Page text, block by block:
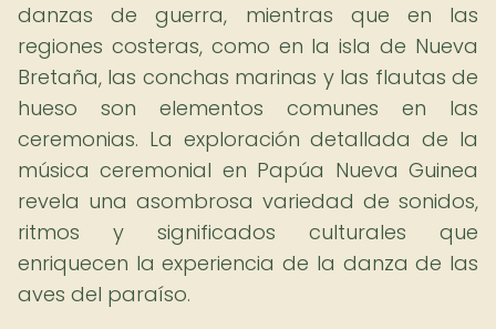
danzas de guerra, mientras que en las
regiones costeras, como en la isla de Nueva
Bretaña, las conchas marinas y las flautas de
hueso son elementos comunes en las
ceremonias. La exploración detallada de la
música ceremonial en Papúa Nueva Guinea
revela una asombrosa variedad de sonidos,
ritmos y significados culturales que
enriquecen la experiencia de la danza de las
aves del paraíso.